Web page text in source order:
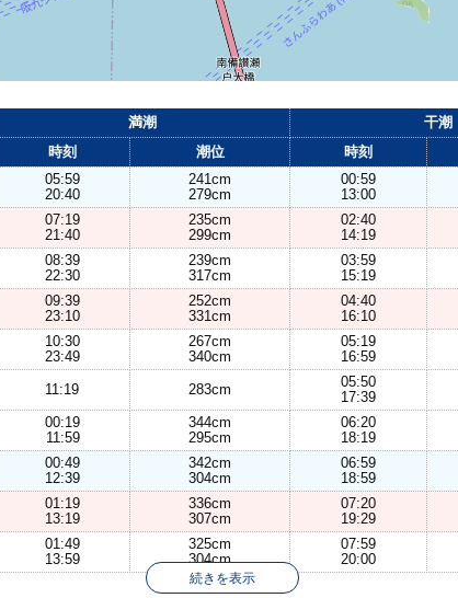
満潮
干潮
時刻
潮位 時刻
05:59
20:40
241cm
279cm
00:59
13:00
07:19
21:40
235cm
299cm
02:40
14:19
08:39
22:30
239cm
317cm
03:59
15:19
09:39
23:10
252cm
331cm
04:40
16:10
10:30
23:49
267cm
340cm
05:19
16:59
11:19 283cm
05:50
17:39
00:19
11:59
344cm
295cm
06:20
18:19
00:49
12:39
342cm
304cm
06:59
18:59
01:19
13:19
336cm
307cm
07:20
19:29
01:49
13:59
325cm
304cm
07:59
20:00
続きを表示